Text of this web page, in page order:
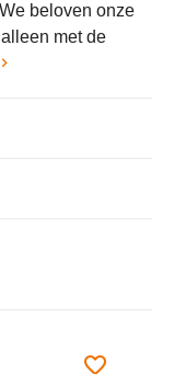
beloven onze
met de